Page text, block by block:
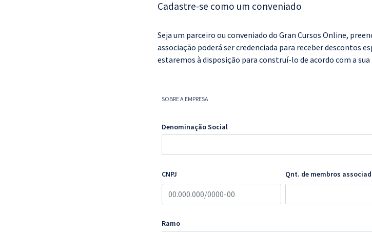
Cadastre-se como um conveniado
Seja um parceiro ou conveniado do Gran Cursos Online,
associação poderá ser credenciada para receber descontos
estaremos à disposição para construí-lo de acordo com a sua
SOBRE A EMPRESA
Denominação Social
CNPJ Qnt. de membros
Ramo